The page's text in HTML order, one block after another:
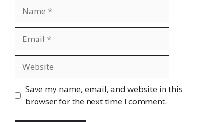
Save my name, email, and website in this
browser for the next time I comment.